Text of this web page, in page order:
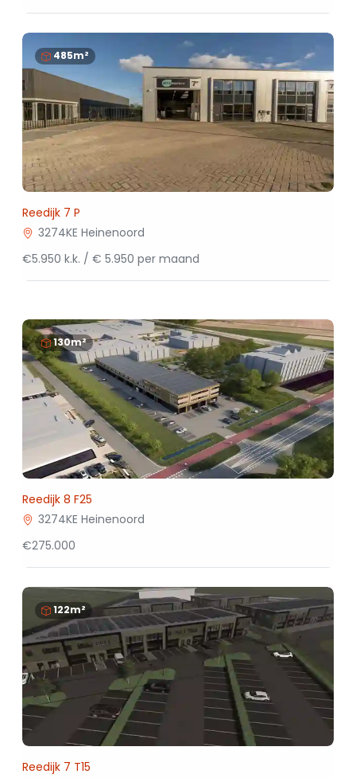
485m²
Reedijk 7 P
3274KE Heinenoord
€5.950 k.k. / € 5.950 per maand
130m²
Reedijk 8 F25
3274KE Heinenoord
€275.000
122m²
Reedijk 7 T15